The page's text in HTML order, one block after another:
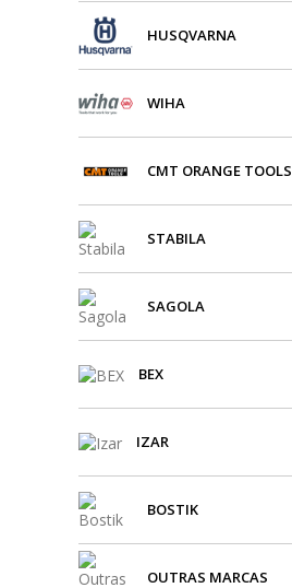
HUSQVARNA
WIHA
CMT ORANGE TOOLS
STABILA
SAGOLA
BEX
IZAR
BOSTIK
OUTRAS MARCAS